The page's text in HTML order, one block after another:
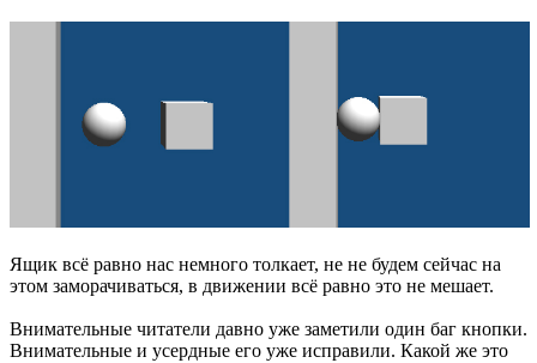
Ящик всё равно нас немного толкает, не не будем сейчас на
этом заморачиваться, в движении всё равно это не мешает.
Внимательные читатели давно уже заметили один баг кнопки.
Внимательные и усердные его уже исправили. Какой же это